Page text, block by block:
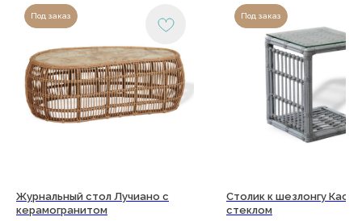
Под заказ
Журнальный стол Лучиано с
керамогранитом
Под заказ
Столик к шезлонгу
стеклом